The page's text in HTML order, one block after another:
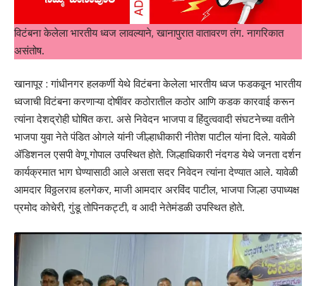
विटंबना केलेला भारतीय ध्वज लावल्याने, खानापुरात वातावरण तंग. नागरिकात
असंतोष.
खानापूर : गांधीनगर हलकर्णी येथे विटंबना केलेला भारतीय ध्वज फडकवून भारतीय
ध्वजाची विटंबना करणाऱ्या दोषींवर कठोरातील कठोर आणि कडक कारवाई करून
त्यांना‌ देशद्रोही घोषित करा.‌‌ असे निवेदन भाजपा व हिंदुत्ववादी संघटनेच्या वतीने
भाजपा युवा नेते पंडित ओगले यांनी ‌जील्हाधीकारी नीतेश पाटील यांना दिले. यावेळी
ॲडिशनल एसपी वेणू गोपाल उपस्थित होते. जिल्हाधिकारी नंदगड येथे जनता दर्शन
कार्यक्रमात भाग घेण्यासाठी आले असता सदर निवेदन त्यांना देण्यात आले. यावेळी
आमदार विठ्ठलराव हलगेकर, माजी आमदार अरविंद पाटील, भाजपा जिल्हा उपाध्यक्ष
प्रमोद कोचेरी, गुंडू तोपिनकट्टी, व आदी नेतेमंडळी उपस्थित होते.